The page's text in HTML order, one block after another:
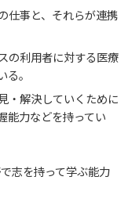
2022年度入学
2019年度保健医
営・看護）
年度入学生）
年度入学生）
以前入学生）
年度入学生）
ィティ）
類・履行状況報
概要
ウト）
ース
広島
ー
CH（中国語）
仕事と、それらが連携
の利用者に対する医療
。
・解決していくために
能力などを持ってい
志を持って学ぶ能力
以前入学生）
象）
～2023年度入
年度以前入学
いて
び教育内容等
報告書